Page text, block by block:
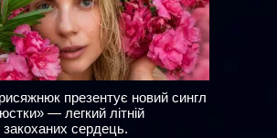
презентує новий сингл
— легкий літній
закоханих сердець.